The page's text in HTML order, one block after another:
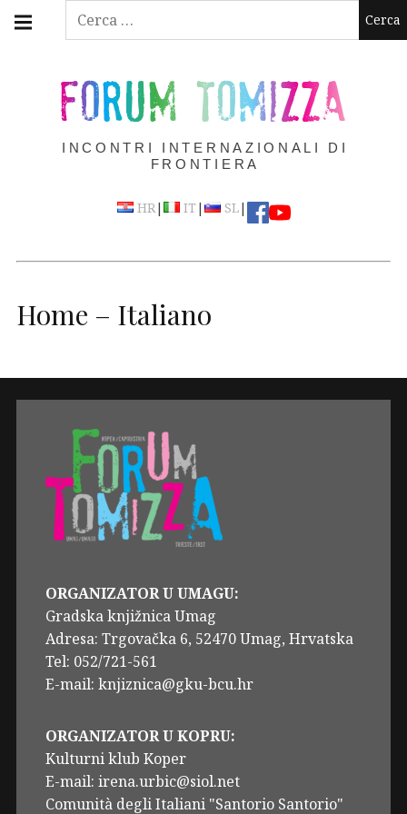
Ricerca
Skip
FORUM TOMIZZA
INCONTRI INTERNAZIONALI DI
FRONTIERA
HR| IT | SL|
navigation
Home – Italiano
ORGANIZATOR U UMAGU:
Gradska knjižnica Umag
Adresa: Trgovačka 6, 52470 Umag, Hrvatska
Tel: 052/721-561
E-mail: knjiznica@gku-bcu.hr
ORGANIZATOR U KOPRU:
Kulturni klub Koper
E-mail: irena.urbic@siol.net
Comunità degli Italiani "Santorio Santorio"